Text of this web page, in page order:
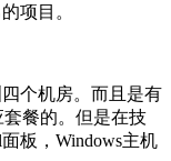
项目。
个机房。而且是有
餐的。但是在技
板，Windows主机